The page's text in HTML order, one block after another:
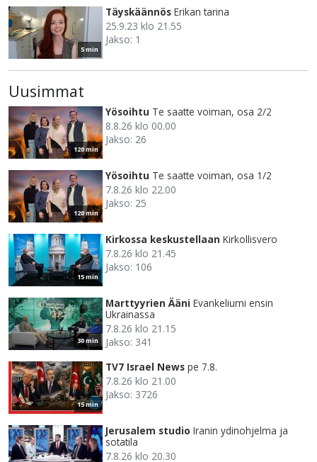
5 min
Täyskäännös Erikan tarina
25.9.23 klo 21.55
Jakso: 1
Uusimmat
120 min
Yösoihtu Te saatte voiman, osa 2/2
8.8.26 klo 00.00
Jakso: 26
120 min
Yösoihtu Te saatte voiman, osa 1/2
7.8.26 klo 22.00
Jakso: 25
15 min
Kirkossa keskustellaan Kirkollisvero
7.8.26 klo 21.45
Jakso: 106
30 min
Marttyyrien Ääni Evankeliumi ensin
Ukrainassa
7.8.26 klo 21.15
Jakso: 341
15 min
TV7 Israel News pe 7.8.
7.8.26 klo 21.00
Jakso: 3726
Jerusalem studio Iranin ydinohjelma ja
sotatila
7.8.26 klo 20.30